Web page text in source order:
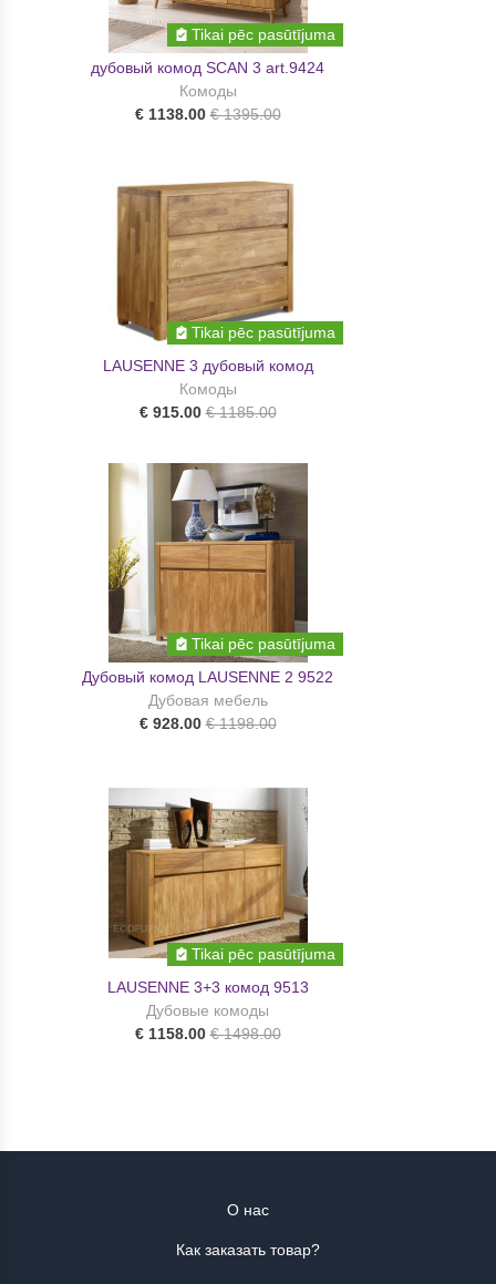
Tikai pēc pasūtījuma
дубовый комод SCAN 3 art.9424
Комоды
€ 1138.00 € 1395.00
Tikai pēc pasūtījuma
LAUSENNE 3 дубовый комод
Комоды
€ 915.00 € 1185.00
Tikai pēc pasūtījuma
Дубовый комод LAUSENNE 2 9522
Дубовая мебель
€ 928.00 € 1198.00
Tikai pēc pasūtījuma
LAUSENNE 3+3 комод 9513
Дубовые комоды
€ 1158.00 € 1498.00
О нас
Как заказать товар?